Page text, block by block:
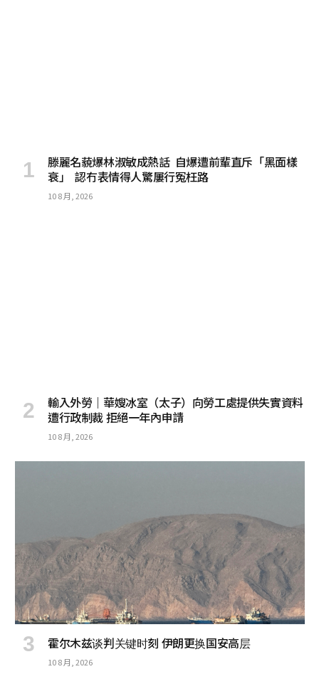
滕麗名藐爆林淑敏成熱話 自爆遭前輩直斥「黑面樣
衰」 認冇表情得人驚屢行冤枉路
10 8 月, 2026
輸入外勞｜華嫂冰室（太子）向勞工處提供失實資料
遭行政制裁 拒絕一年內申請
10 8 月, 2026
霍尔木兹谈判关键时刻 伊朗更换国安高层
10 8 月, 2026